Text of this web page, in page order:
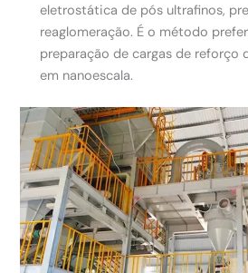
eletrostática de pós ultrafinos,
reaglomeração. É o método
preparação de cargas de reforço
em nanoescala.